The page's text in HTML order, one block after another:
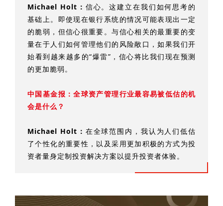
Michael Holt： 信心。这建立在我们如何思考的
基础上。即使现在银行系统的情况可能表现出一定
的脆弱，但信心很重要。与信心相关的最重要的变
量在于人们如何管理他们的风险敞口，如果我们开
始看到越来越多的“爆雷”，信心将比我们现在预测
的更加脆弱。
中国基金报：全球资产管理行业最容易被低估的机
会是什么？
Michael Holt： 在全球范围内，我认为人们低估
了个性化的重要性，以及采用更加积极的方式为投
资者量身定制投资解决方案以提升投资者体验。